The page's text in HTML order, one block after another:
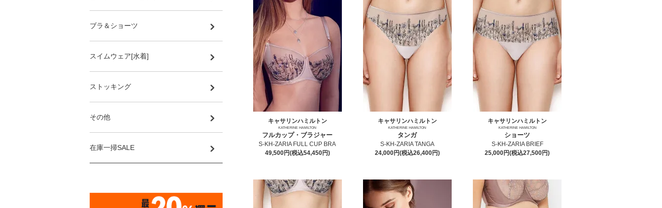
キャサリンハミルトン
KATHERINE HAMILTON
フルカップ・ブラジャー
S-KH-ZARIA FULL CUP BRA
49,500円(税込54,450円)
キャサリンハミルトン
KATHERINE HAMILTON
タンガ
S-KH-ZARIA TANGA
24,000円(税込26,400円)
キャサリンハミルトン
KATHERINE HAMILTON
ショーツ
S-KH-ZARIA BRIEF
25,000円(税込27,500円)
ブラ＆ショーツ
スイムウェア[水着]
ストッキング
その他
在庫一掃SALE